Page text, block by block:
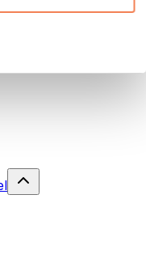
Ihrer Daten
und „Über
in den
ändern oder